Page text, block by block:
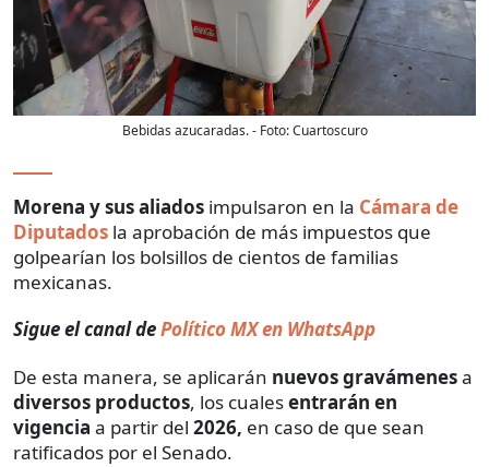
Bebidas azucaradas.- Foto:Cuartoscuro
Morena y sus aliados impulsaron en la Cámara de
Diputados la aprobación de más impuestos que
golpearían los bolsillos de cientos de familias
mexicanas.
Sigue el canal dePolítico MX en WhatsApp
De esta manera, se aplicarán nuevos gravámenesa
diversos productos, los cualesentrarán en
vigencia a partir del 2026, en caso de que sean
ratificados por el Senado.